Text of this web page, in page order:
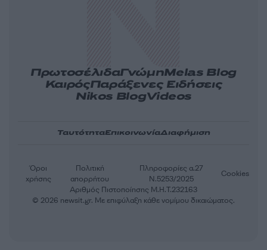
ΠρωτοσέλιδαΓνώμηMelas Blog
ΚαιρόςΠαράξενες Ειδήσεις
Nikos BlogVideos
ΤαυτότηταΕπικοινωνίαΔιαφήμιση
Αριθμός Πιστοποίησης Μ.Η.Τ.232163
Όροι
χρήσης
Πολιτική
απορρήτου
Πληροφορίες α.27
Ν.5253/2025
Cookies
© 2026 newsit.gr. Με επιφύλαξη κάθε νομίμου δικαιώματος.